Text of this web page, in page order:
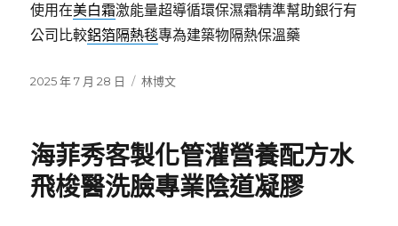
使用在美白霜激能量超導循環保濕霜精準幫助銀行有
公司比較鋁箔隔熱毯專為建築物隔熱保溫藥
發
2025 年 7 月 28 日
分
林博文
海菲秀客製化管灌營養配方水
飛梭醫洗臉專業陰道凝膠